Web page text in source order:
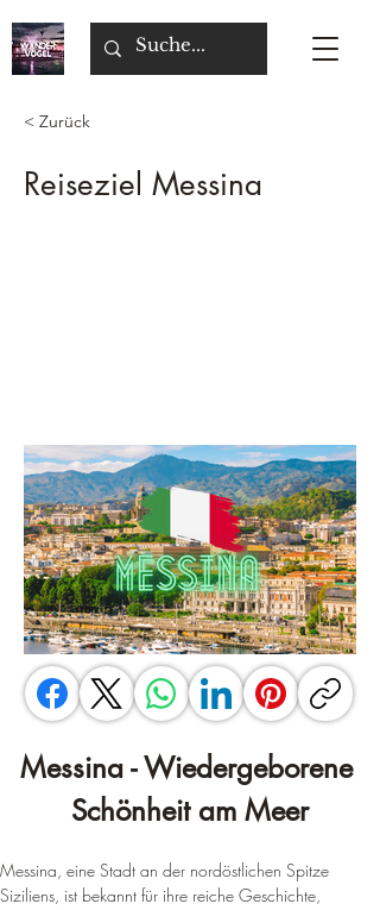
< Zurück
Reiseziel Messina
Messina - Wiedergeborene
Schönheit am Meer
Messina, eine Stadt an der nordöstlichen Spitze
Siziliens, ist bekannt für ihre reiche Geschichte,